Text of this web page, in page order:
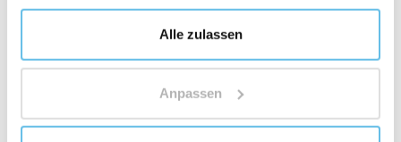
Alle zulassen
Anpassen
Kunde durch Produktkauf verifiziert
DYFUZOR-ZAWIESZKA PAPIEROWA 75 X